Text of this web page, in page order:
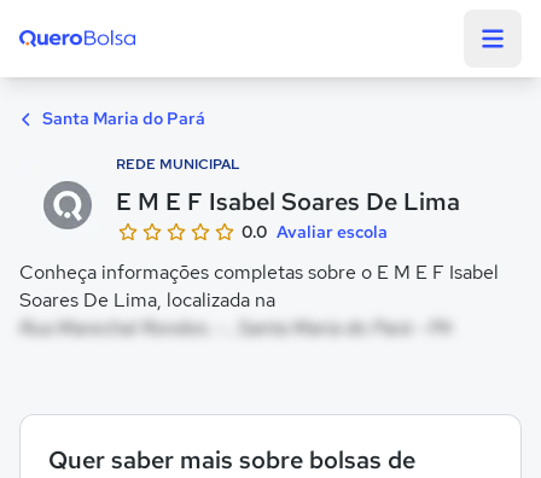
Santa Maria do Pará
REDE MUNICIPAL
E M E F Isabel Soares De Lima
0.0 Avaliar escola
Conheça informações completas sobre o E M E F Isabel
Soares De Lima, localizada na
Rua Marechal Rondon, - , Santa Maria do Pará - PA
Quer saber mais sobre bolsas de